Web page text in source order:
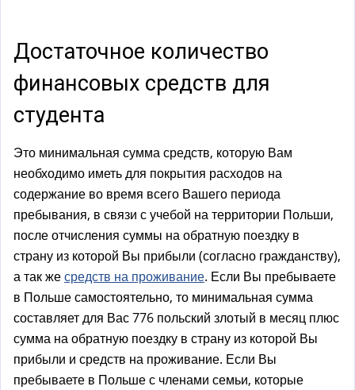
Достаточное количество
финансовых средств для
студента
Это минимальная сумма средств, которую Вам
необходимо иметь для покрытия расходов на
содержание во время всего Вашего периода
пребывания, в связи с учебой на территории Польши,
после отчисления суммы на обратную поездку в
страну из которой Вы прибыли (согласно гражданству),
а так жесредств на проживание. Если Вы пребываете
в Польше самостоятельно, то минимальная сумма
составляет для Вас 776 польский злотый в месяц плюс
сумма на обратную поездку в страну из которой Вы
прибыли и средств на проживание. Если Вы
пребываете в Польше с членами семьи, которые